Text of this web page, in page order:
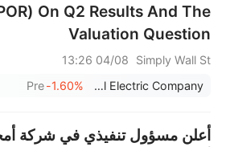
On Q2 Results And The
Valuation Question
Simply Wall St
04/08 13:26
Portland General Electric Company
-1.60%
Pre
أعلن مسؤول تنفيذي في شركة